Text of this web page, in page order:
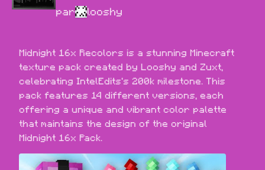
par looshy
Midnight 16x Recolors is a stunning Minecraft
texture pack created by Looshy and Zuxt,
celebrating IntelEdits's 200k milestone. This
pack features 14 different versions, each
offering a unique and vibrant color palette
that maintains the design of the original
Midnight 16x Pack.